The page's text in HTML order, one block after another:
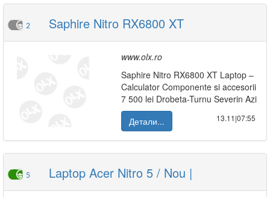
2 Saphire Nitro RX6800 XT
www.olx.ro
Saphire Nitro RX6800 XT Laptop –
Calculator Componente si accesorii
7 500 lei Drobeta-Turnu Severin Azi
Детали...
13.11|07:55
5 Laptop Acer Nitro 5 / Nou |